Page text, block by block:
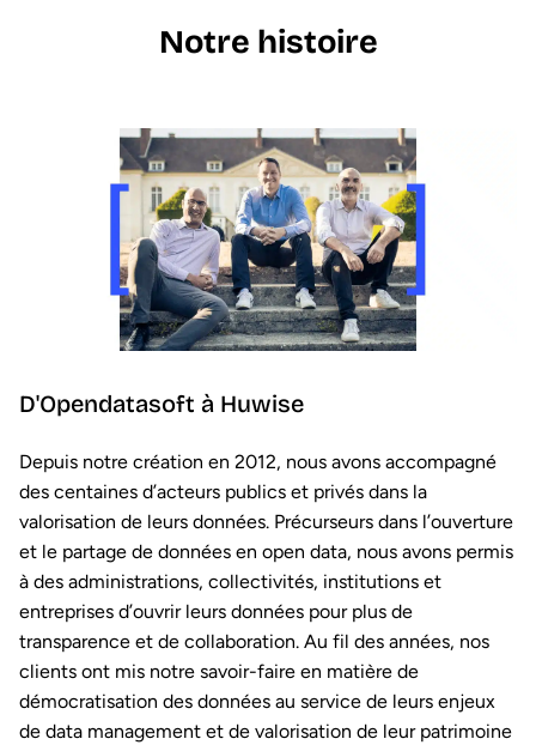
Notre histoire
D'Opendatasoft à Huwise
Depuis notre création en 2012, nous avons accompagné
des centaines d’acteurs publics et privés dans la
valorisation de leurs données. Précurseurs dans l’ouverture
et le partage de données en open data, nous avons permis
à des administrations, collectivités, institutions et
entreprises d’ouvrir leurs données pour plus de
transparence et de collaboration. Au fil des années, nos
clients ont mis notre savoir-faire en matière de
démocratisation des données au service de leurs enjeux
de data management et de valorisation de leur patrimoine